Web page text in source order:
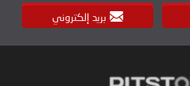
بريد إلكتروني